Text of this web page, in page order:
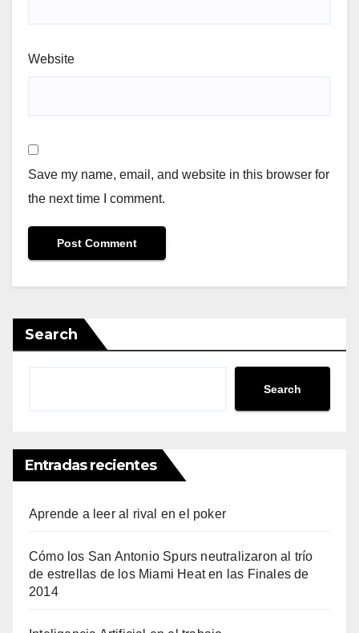
Website
Save my name, email, and website in this browser for
the next time I comment.
Search
Search
Entradas recientes
Aprende a leer al rival en el poker
Cómo los San Antonio Spurs neutralizaron al trío
de estrellas de los Miami Heat en las Finales de
2014